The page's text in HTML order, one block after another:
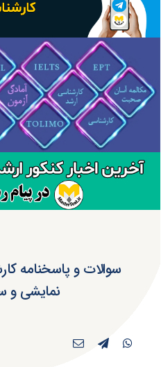
سوالات و پاسخنامه
نمایشی و